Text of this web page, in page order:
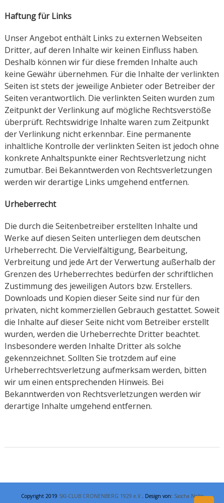
Haftung für Links
Unser Angebot enthält Links zu externen Webseiten
Dritter, auf deren Inhalte wir keinen Einfluss haben.
Deshalb können wir für diese fremden Inhalte auch
keine Gewähr übernehmen. Für die Inhalte der verlinkten
Seiten ist stets der jeweilige Anbieter oder Betreiber der
Seiten verantwortlich. Die verlinkten Seiten wurden zum
Zeitpunkt der Verlinkung auf mögliche Rechtsverstöße
überprüft. Rechtswidrige Inhalte waren zum Zeitpunkt
der Verlinkung nicht erkennbar. Eine permanente
inhaltliche Kontrolle der verlinkten Seiten ist jedoch ohne
konkrete Anhaltspunkte einer Rechtsverletzung nicht
zumutbar. Bei Bekanntwerden von Rechtsverletzungen
werden wir derartige Links umgehend entfernen.
Urheberrecht
Die durch die Seitenbetreiber erstellten Inhalte und
Werke auf diesen Seiten unterliegen dem deutschen
Urheberrecht. Die Vervielfältigung, Bearbeitung,
Verbreitung und jede Art der Verwertung außerhalb der
Grenzen des Urheberrechtes bedürfen der schriftlichen
Zustimmung des jeweiligen Autors bzw. Erstellers.
Downloads und Kopien dieser Seite sind nur für den
privaten, nicht kommerziellen Gebrauch gestattet. Soweit
die Inhalte auf dieser Seite nicht vom Betreiber erstellt
wurden, werden die Urheberrechte Dritter beachtet.
Insbesondere werden Inhalte Dritter als solche
gekennzeichnet. Sollten Sie trotzdem auf eine
Urheberrechtsverletzung aufmerksam werden, bitten
wir um einen entsprechenden Hinweis. Bei
Bekanntwerden von Rechtsverletzungen werden wir
derartige Inhalte umgehend entfernen.
Copyright 2019 SKI-CLUB CRONENBERG 1929 e.V. . Design von: Sascha Nolte